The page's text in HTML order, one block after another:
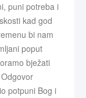
puni potreba i
kad god
bi nam
poput
bježati
potpuni Bog i